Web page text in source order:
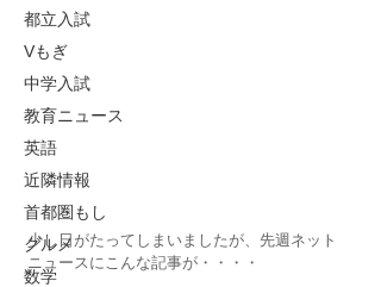
都立入試
Vもぎ
中学入試
教育ニュース
英語
近隣情報
首都圏もし
グルメ
数学
少し日がたってしまいましたが、先週ネット
ニュースにこんな記事が・・・・